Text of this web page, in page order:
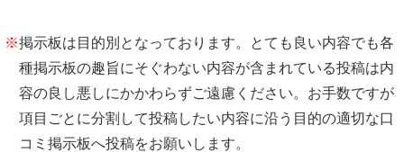
※掲示板は目的別となっております。とても良い内容でも各
種掲示板の趣旨にそぐわない内容が含まれている投稿は内
容の良し悪しにかかわらずご遠慮ください。お手数ですが
項目ごとに分割して投稿したい内容に沿う目的の適切な口
コミ掲示板へ投稿をお願いします。